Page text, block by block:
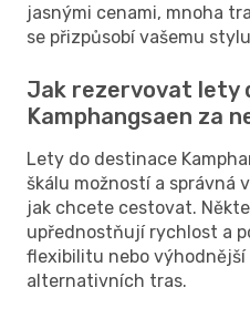
jasnými cenami, mnoha
se přizpůsobí vašemu
Jak rezervovat lety
Kamphangsaen za
Lety do destinace
škálu možností a správná
jak chcete cestovat.
upřednostňují rychlost a
flexibilitu nebo
alternativních tras.